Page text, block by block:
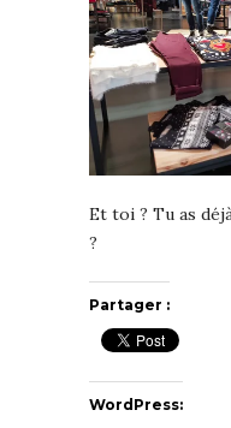
Et toi ? Tu as
?
Partager :
WordPress: